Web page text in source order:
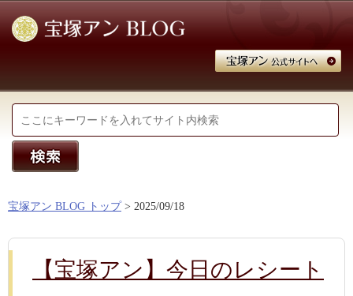
宝塚アン BLOG トップ > 2025/09/18
【宝塚アン】今日のレシート